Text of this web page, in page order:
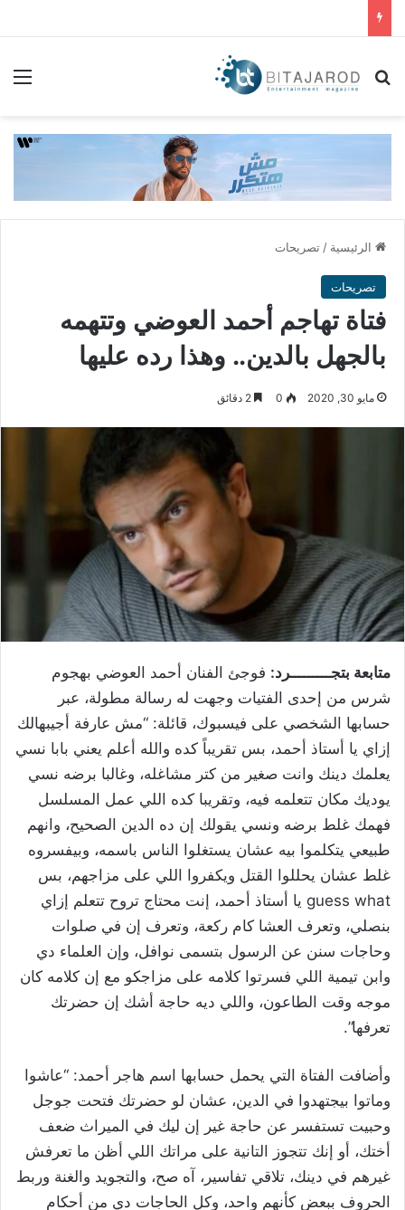
بحث عن
الرئيسية / تصريحات
تصريحات
فتاة تهاجم أحمد العوضي وتتهمه
بالجهل بالدين.. وهذا رده عليها
مايو 30, 2020 0
متابعة بتجـــــــــرد: فوجئ الفنان أحمد العوضي بهجوم
شرس من إحدى الفتيات وجهت له رسالة مطولة، عبر
حسابها الشخصي على فيسبوك، قائلة: “مش عارفة أجيبهالك
إزاي يا أستاذ أحمد، بس تقريباً كده والله أعلم يعني بابا نسي
يعلمك دينك وانت صغير من كتر مشاغله، وغالبا برضه نسي
يوديك مكان تتعلمه فيه، وتقريبا كده اللي عمل المسلسل
فهمك غلط برضه ونسي يقولك إن ده الدين الصحيح، وانهم
طبيعي يتكلموا بيه عشان يستغلوا الناس باسمه، وبيفسروه
غلط عشان يحللوا القتل ويكفروا اللي على مزاجهم، بس
guess what يا أستاذ أحمد، إنت محتاج تروح تتعلم إزاي
بنصلي، وتعرف العشا كام ركعة، وتعرف إن في صلوات
وحاجات سنن عن الرسول بتسمى نوافل، وإن العلماء دي
وابن تيمية اللي فسرتوا كلامه على مزاجكو مع إن كلامه كان
موجه وقت الطاعون، واللي ديه حاجة أشك إن حضرتك
تعرفها”.
وأضافت الفتاة التي يحمل حسابها اسم هاجر أحمد: “عاشوا
وماتوا بيجتهدوا في الدين، عشان لو حضرتك فتحت جوجل
وحبيت تستفسر عن حاجة غير إن ليك في الميراث ضعف
أختك، أو إنك تتجوز التانية على مراتك اللي أظن ما تعرفش
غيرهم في دينك، تلاقي تفاسير، آه صح، والتجويد والغنة وربط
الحروف ببعض كأنهم واحد، وكل الحاجات دي من أحكام